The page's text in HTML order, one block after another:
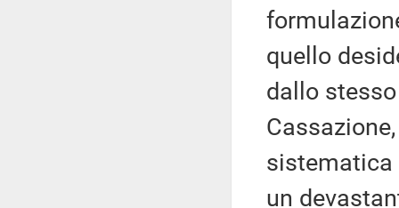
quello
dallo
sistematica
un